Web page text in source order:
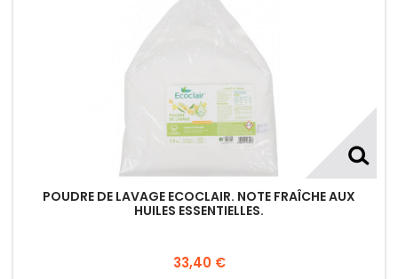
POUDRE DE LAVAGE ECOCLAIR. NOTE FRAÎCHE AUX
HUILES ESSENTIELLES.
33,40 €